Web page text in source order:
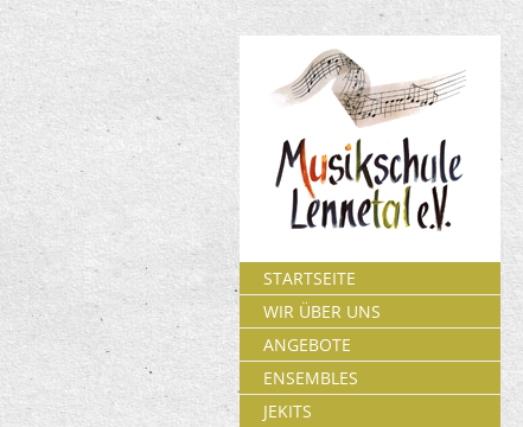
STARTSEITE
WIR ÜBER UNS
ANGEBOTE
ENSEMBLES
JEKITS